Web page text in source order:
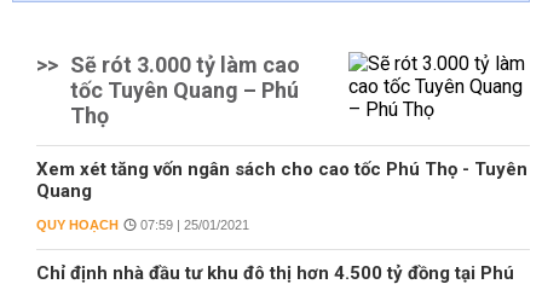
>> Sẽ rót 3.000 tỷ làm cao
tốc Tuyên Quang – Phú
Thọ
Xem xét tăng vốn ngân sách cho cao tốc Phú Thọ - Tuyên
Quang
QUY HOẠCH 07:59 | 25/01/2021
Chỉ định nhà đầu tư khu đô thị hơn 4.500 tỷ đồng tại Phú